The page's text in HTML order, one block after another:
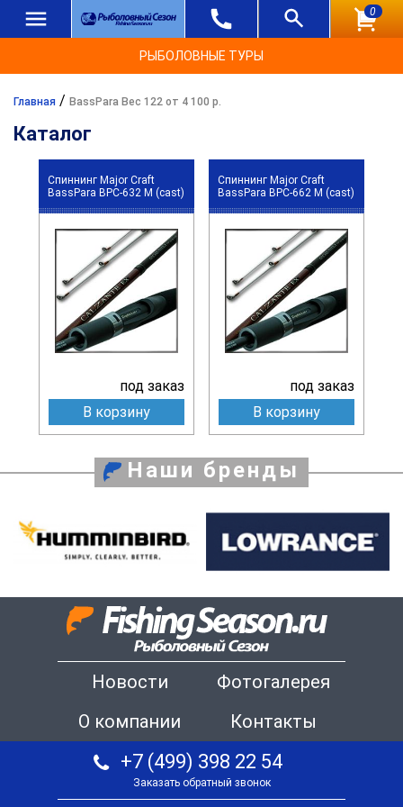
0
РЫБОЛОВНЫЕ ТУРЫ
Главная / BassPara Вес 122 от 4 100 р.
Каталог
Спиннинг Major Craft
BassPara BPC-632 M (cast)
под заказ
В корзину
Спиннинг Major Craft
BassPara BPC-662 M (cast)
под заказ
В корзину
Наши бренды
Новости
Фотогалерея
О компании
Контакты
+7 (499) 398 22 54
Заказать обратный звонок